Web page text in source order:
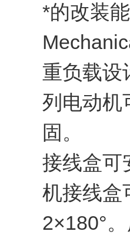
*的改装
重负载设
列电动机
固。
接线盒可
机接线盒
2×180°